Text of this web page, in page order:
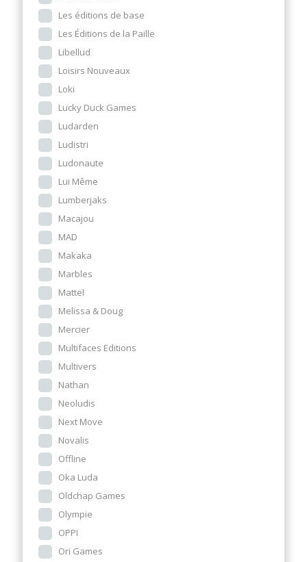
Les éditions de base
Les Éditions de la Paille
Libellud
Loisirs Nouveaux
Loki
Lucky Duck Games
Ludarden
Ludistri
Ludonaute
Lui Même
Lumberjaks
Macajou
MAD
Makaka
Marbles
Mattel
Melissa & Doug
Mercier
Multifaces Editions
Multivers
Nathan
Neoludis
Next Move
Novalis
Offline
Oka Luda
Oldchap Games
Olympie
OPPI
Ori Games